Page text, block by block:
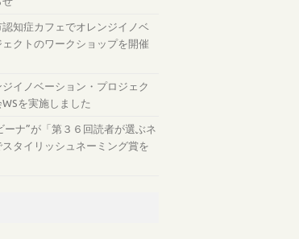
認知症カフェでオレンジイノベ
クトのワークショップを開催
イノベーション・プロジェク
を実施しました
ーナ”が「第３６回読者が選ぶネ
タイリッシュネーミング賞を